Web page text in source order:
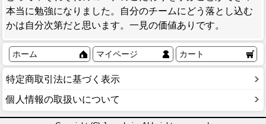
本当に勉強になりました。自分のチームにどう落とし込む
かは自分次第だと思います。一見の価値ありです。
ホーム マイページ カート
特定商取引法に基づく表示
個人情報の取扱いについて